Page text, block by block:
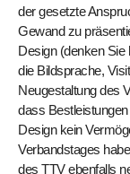
der gesetzte
Gewand zu
Design (denken Sie
die Bildsprache,
Neugestaltung des
dass
Design kein
Verbandstages
des TTV ebenfalls